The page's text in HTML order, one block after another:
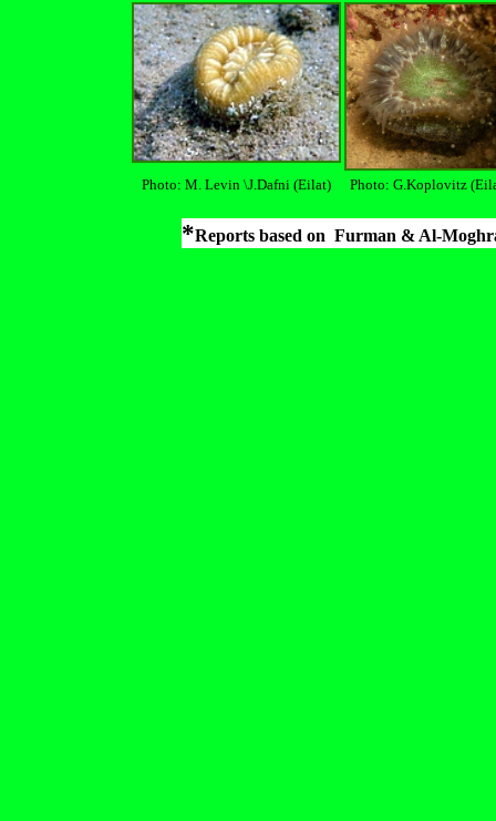
Photo: M. Levin \J.Dafni (Eilat) Photo: G.Koplovitz
*Reports based on Furman & Al-